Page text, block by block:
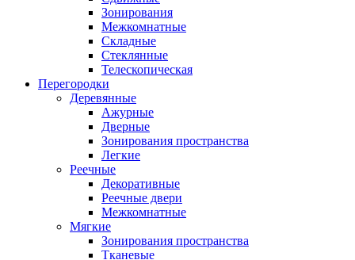
Зонирования
Межкомнатные
Складные
Стеклянные
Телескопическая
Перегородки
Деревянные
Ажурные
Дверные
Зонирования пространства
Легкие
Реечные
Декоративные
Реечные двери
Межкомнатные
Мягкие
Зонирования пространства
Тканевые